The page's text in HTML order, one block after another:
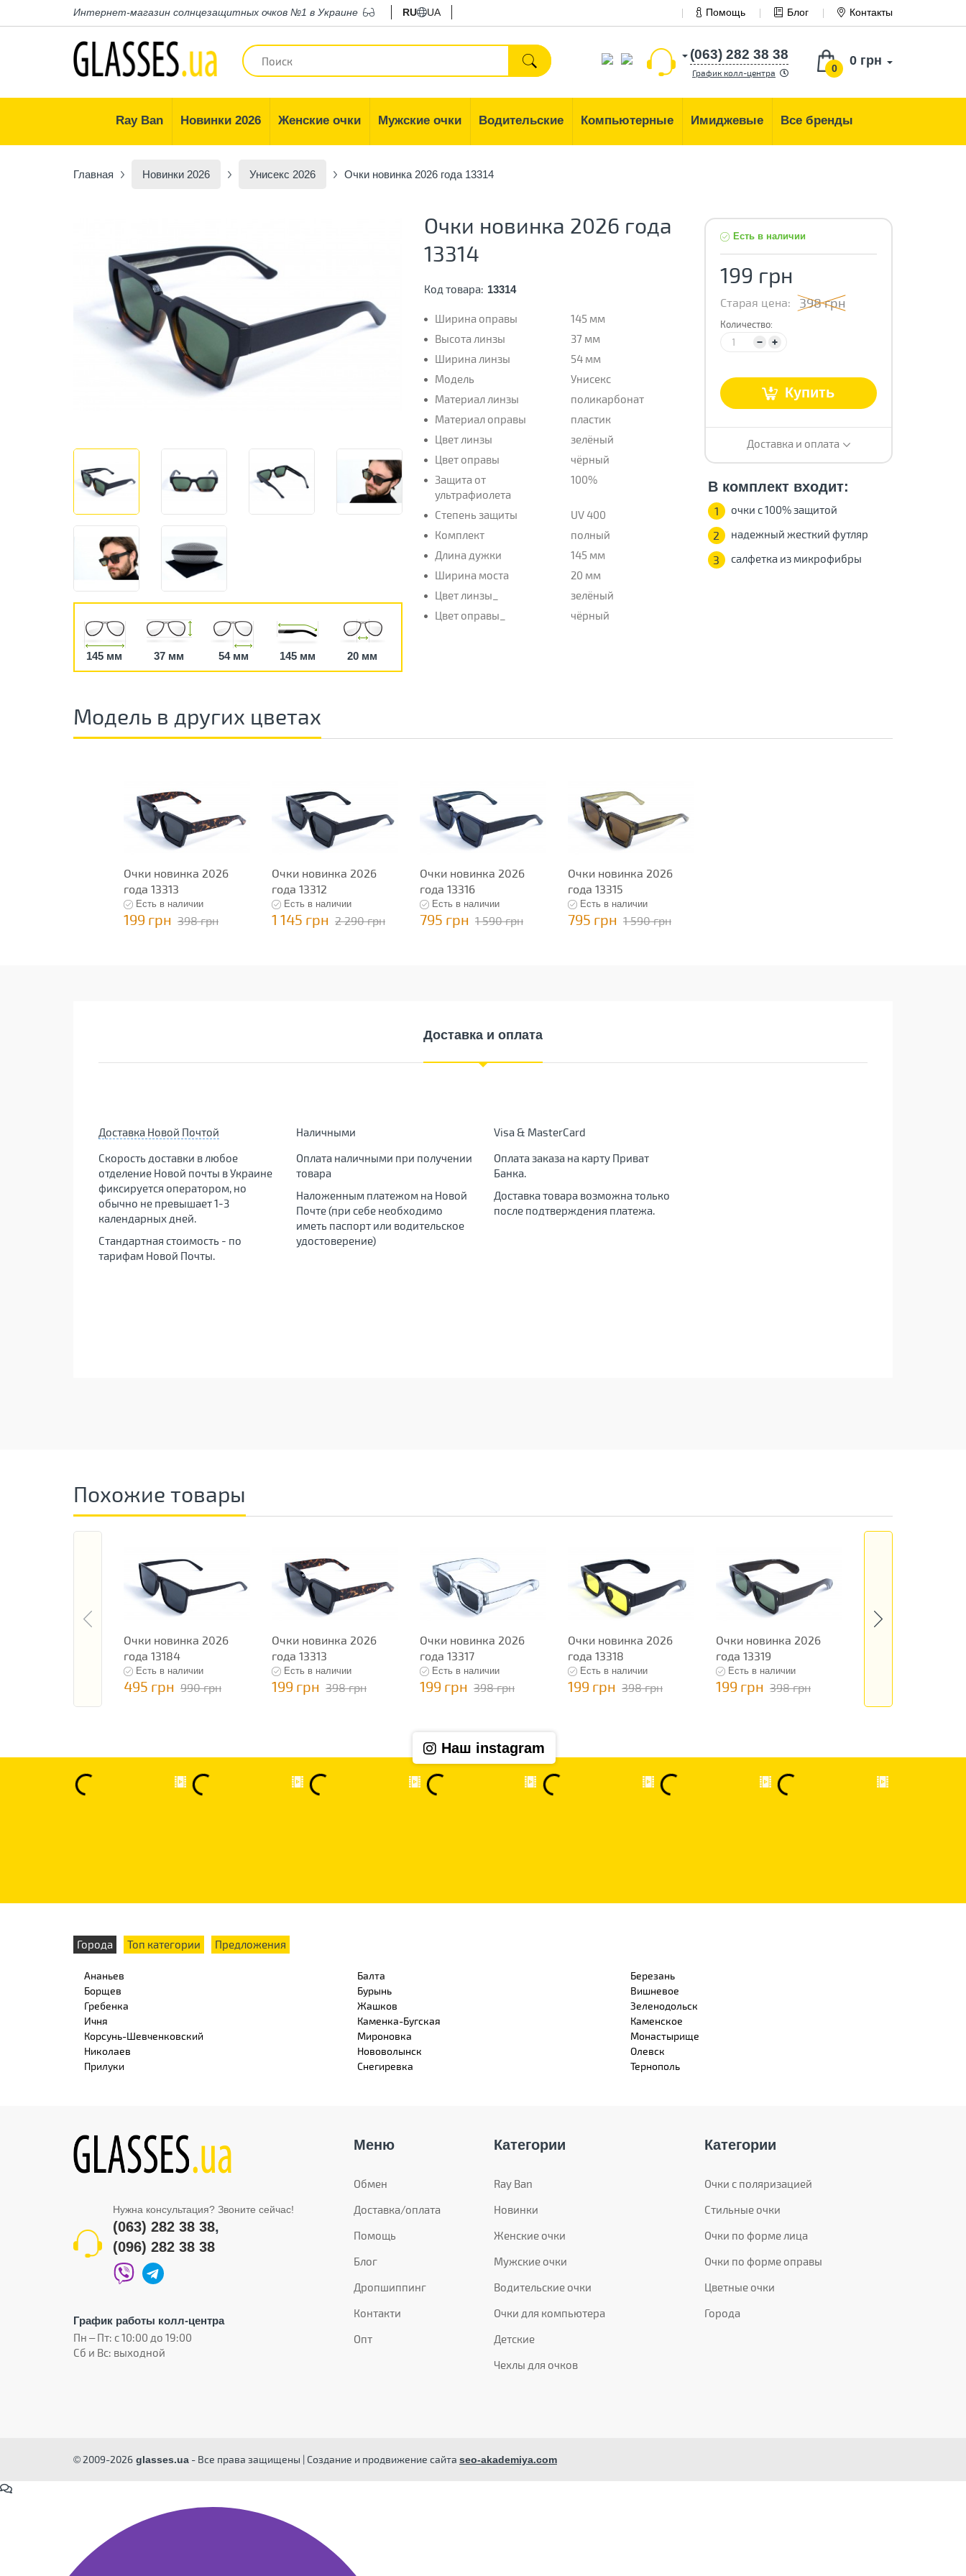
Интернет-магазин солнцезащитных очков №1 в Украине RU UA Помощь Блог Контакты
0
0 грн
(063) 282 38 38
График колл-центра
Ray Ban Новинки 2026 Женские очки Мужские очки Водительские Компьютерные Имиджевые Все бренды
Главная Новинки 2026 Унисекс 2026 Очки новинка 2026 года 13314
145 мм 37 мм 54 мм 145 мм 20 мм
Очки новинка 2026 года
13314
Код товара: 13314
Ширина оправы
145 мм
Высота линзы
37 мм
Ширина линзы
54 мм
Модель
Унисекс
Материал линзы
поликарбонат
Материал оправы
пластик
Цвет линзы
зелёный
Цвет оправы
чёрный
Защита от
ультрафиолета
100%
Степень защиты
UV 400
Комплект
полный
Длина дужки
145 мм
Ширина моста
20 мм
Цвет линзы_
зелёный
Цвет оправы_
чёрный
Есть в наличии
199 грн
Старая цена: 398 грн
Количество:
Купить
Доставка и оплата
В комплект входит:
1 очки с 100% защитой
2 надежный жесткий футляр
3 салфетка из микрофибры
Модель в других цветах
Очки новинка 2026
года 13313
Есть в наличии
199 грн 398 грн
Очки новинка 2026
года 13312
Есть в наличии
1 145 грн 2 290 грн
Очки новинка 2026
года 13316
Есть в наличии
795 грн 1 590 грн
Очки новинка 2026
года 13315
Есть в наличии
795 грн 1 590 грн
Доставка и оплата
Доставка Новой Почтой
Скорость доставки в любое
отделение Новой почты в Украине
фиксируется оператором, но
обычно не превышает 1-3
календарных дней.
Стандартная стоимость - по
тарифам Новой Почты.
Наличными
Оплата наличными при получении
товара
Наложенным платежом на Новой
Почте (при себе необходимо
иметь паспорт или водительское
удостоверение)
Visa & MasterCard
Оплата заказа на карту Приват
Банка.
Доставка товара возможна только
после подтверждения платежа.
Похожие товары
Очки новинка 2026
года 13184
Есть в наличии
495 грн 990 грн
Очки новинка 2026
года 13313
Есть в наличии
199 грн 398 грн
Очки новинка 2026
года 13317
Есть в наличии
199 грн 398 грн
Очки новинка 2026
года 13318
Есть в наличии
199 грн 398 грн
Очки новинка 2026
года 13319
Есть в наличии
199 грн 398 грн
Наш instagram
Города Топ категории Предложения
Ананьев Балта
Березань
Борщев
Бурынь
Вишневое
Гребенка
Жашков
Зеленодольск
Ичня
Каменка-Бугская
Каменское
Корсунь-Шевченковский
Мироновка
Монастырище
Николаев
Нововолынск
Олевск
Прилуки
Снегиревка Тернополь
Нужна консультация? Звоните сейчас!
(063) 282 38 38,
(096) 282 38 38
График работы колл-центра
Пн – Пт: с 10:00 до 19:00
Сб и Вс: выходной
Меню
Обмен
Доставка/оплата
Помощь
Блог
Дропшиппинг
Контакти
Опт
Категории
Ray Ban
Новинки
Женские очки
Мужские очки
Водительские очки
Очки для компьютера
Детские
Чехлы для очков
Категории
Очки с поляризацией
Стильные очки
Очки по форме лица
Очки по форме оправы
Цветные очки
Города
© 2009-2026 glasses.ua - Все права защищены | Создание и продвижение сайта seo-akademiya.com